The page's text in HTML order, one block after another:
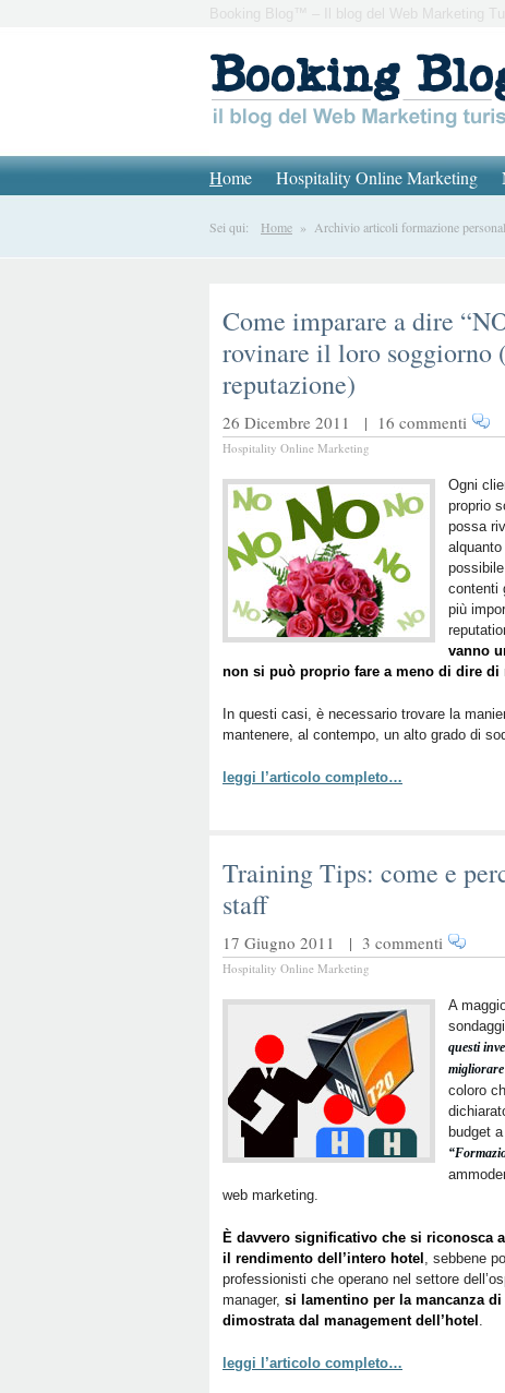
Booking Blog™ – Il blog del Web Marketing
Home Hospitality Online Marketing
Sei qui: Home » Archivio articoli formazione
Come imparare a dire
rovinare il loro soggiorno
reputazione)
26 Dicembre 2011 | 16 commenti
Hospitality Online Marketing
Ogni
proprio
possa
contenti
più
vanno
non si può proprio fare a meno di dire di
In questi casi, è necessario trovare la
mantenere, al contempo, un alto grado di
leggi l’articolo completo…
Training Tips: come e
staff
17 Giugno 2011 | 3 commenti
Hospitality Online Marketing
A
questi
migliorare
coloro
budget
web marketing.
È davvero significativo che si riconosca
il rendimento dell’intero hotel , sebbene
professionisti che operano nel settore
manager, si lamentino per la mancanza
dimostrata dal management dell’hotel .
leggi l’articolo completo…